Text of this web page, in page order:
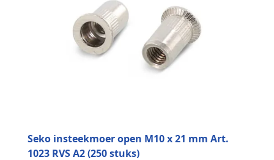
Seko insteekmoer open M10 x 21 mm Art.
1023 RVS A2 (250 stuks)